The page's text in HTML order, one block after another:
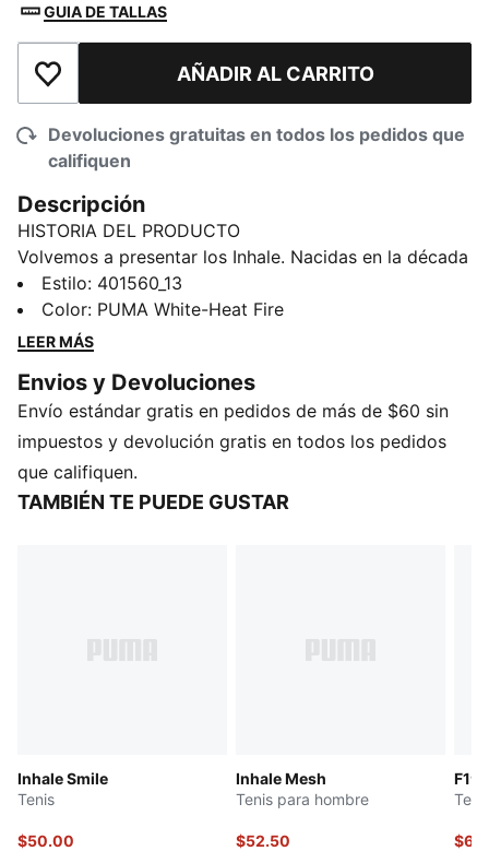
GUIA DE TALLAS
Añadir a la lista de deseosAÑADIR AL CARRITO
Devoluciones gratuitas en todos los pedidos que
califiquen
Descripción
HISTORIA DEL PRODUCTO
Volvemos a presentar los Inhale. Nacidas en la década
del 2000, aparecieron por primera vez en escena
como unos tenis de running de alto rendimiento. Sus
exageradas líneas, contornos y curvas las hicieron
atletismo. Hoy, vuelven con una silueta actualizada de
estilo urbano y toda la misma actitud del modelo
original. Los Inhale desbordan energía, ¿sabrás
aprovecharlas?
CARACTERÍSTICAS Y BENEFICIOS
Estilo: 401560_13
Color: PUMA White-Heat Fire
LEER MÁS
Envios y Devoluciones
Envío estándar gratis en pedidos de más de $60 sin
impuestos y devolución gratis en todos los pedidos
que califiquen.
TAMBIÉN TE PUEDE GUSTAR
Inhale Smile
Tenis
$50.00
Inhale Mesh
Tenis para hombre
$52.50
F1®